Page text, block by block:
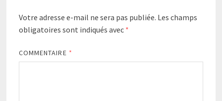
Votre adresse e-mail ne sera pas publiée. Les champs
obligatoires sont indiqués avec *
COMMENTAIRE *